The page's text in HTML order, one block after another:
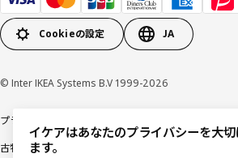
Cookieの設定 JA
© Inter IKEA Systems B.V 1999-2026
プライバシーポリシー
古物営業法に基づく表記
イケアはあなたのプライバシーを大
ます。